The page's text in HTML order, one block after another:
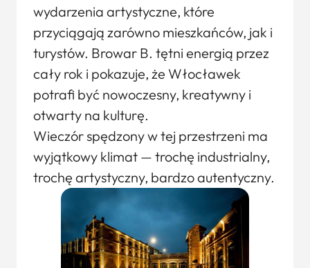
wydarzenia artystyczne, które
przyciągają zarówno mieszkańców, jak i
turystów. Browar B. tętni energią przez
cały rok i pokazuje, że Włocławek
potrafi być nowoczesny, kreatywny i
otwarty na kulturę.
Wieczór spędzony w tej przestrzeni ma
wyjątkowy klimat — trochę industrialny,
trochę artystyczny, bardzo autentyczny.